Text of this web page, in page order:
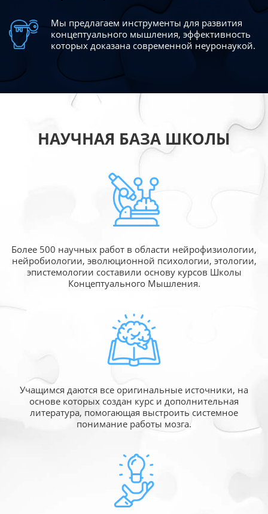
Мы предлагаем инструменты для развития
концептуального мышления, эффективность
которых доказана современной неуронаукой.
НАУЧНАЯ БАЗА ШКОЛЫ
Более 500 научных работ в области нейрофизиологии,
нейробиологии, эволюционной психологии, этологии,
эпистемологии составили основу курсов Школы
Концептуального Мышления.
Учащимся даются все оригинальные источники, на
основе которых создан курс и дополнительная
литература, помогающая выстроить системное
понимание работы мозга.